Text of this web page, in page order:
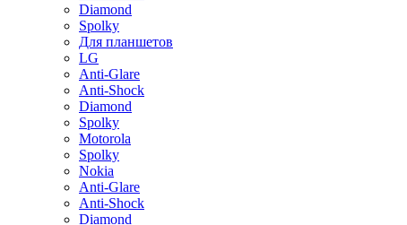
Diamond
Spolky
Для планшетов
LG
Anti-Glare
Anti-Shock
Diamond
Spolky
Motorola
Spolky
Nokia
Anti-Glare
Anti-Shock
Diamond